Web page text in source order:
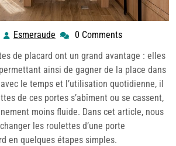
Esmeraude Esmeraude
0 Comments
de placard ont un grand avantage : elles
ainsi de gagner de la place dans
le temps et l’utilisation quotidienne, il
de ces portes s’abîment ou se cassent,
moins fluide. Dans cet article, nous
les roulettes d’une porte
en quelques étapes simples.